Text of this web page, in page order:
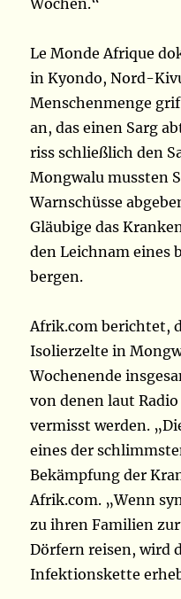
Wochen.“
Le Monde Afrique
in Kyondo, Nord-
Menschenmenge
an, das einen Sarg
riss schließlich den
Mongwalu mussten
Warnschüsse
Gläubige das
den Leichnam eines
bergen.
Afrik.com berichtet,
Isolierzelte in
Wochenende
von denen laut
vermisst werden.
eines der
Bekämpfung der
Afrik.com. „Wenn
zu ihren Familien
Dörfern reisen, wird
Infektionskette